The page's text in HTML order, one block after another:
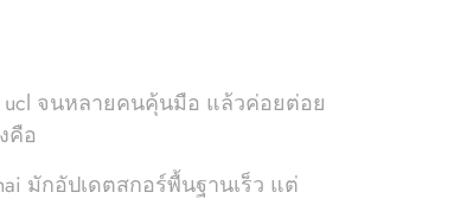
จนหลายคนคุ้นมือ แล้วค่อยต่อย
คือ
มักอัปเดตสกอร์พื้นฐานเร็ว แต่